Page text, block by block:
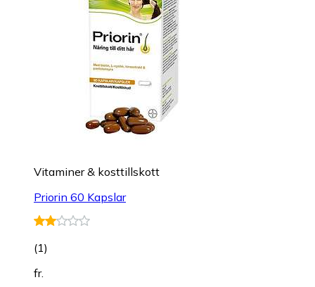
Vitaminer & kosttillskott
Priorin 60 Kapslar
(1)
fr.